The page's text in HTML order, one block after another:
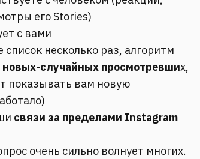
его Stories)
с вами
несколько раз, алгоритм
новых-случайных просмотревших,
показывать вам новую
связи за пределами Instagram
очень сильно волнует многих.